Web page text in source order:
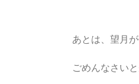
あとは、望月
ごめんなさい